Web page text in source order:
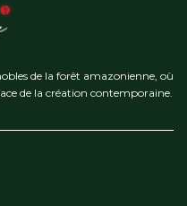
de la forêt amazonienne, où
de la création contemporaine.